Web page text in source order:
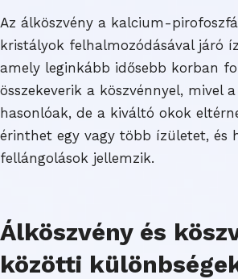
Az álköszvény a kalcium-
kristályok felhalmozódásával járó
amely leginkább idősebb korban
összekeverik a köszvénnyel, mivel
hasonlóak, de a kiváltó okok
érinthet egy vagy több ízületet, és
fellángolások jellemzik.
Álköszvény és
közötti